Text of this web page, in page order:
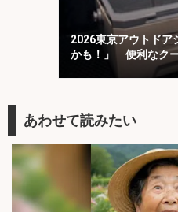
2026東京アウトドア
かも！」 便利なク